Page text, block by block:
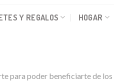
Y REGALOS HOGAR
para poder beneficiarte de los